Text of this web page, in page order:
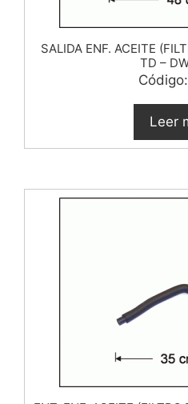
SALIDA ENF. ACEITE
TD –
Leer